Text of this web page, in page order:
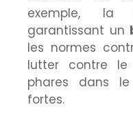
exemple, la
garantissant un
les normes
lutter contre
phares dans
fortes.